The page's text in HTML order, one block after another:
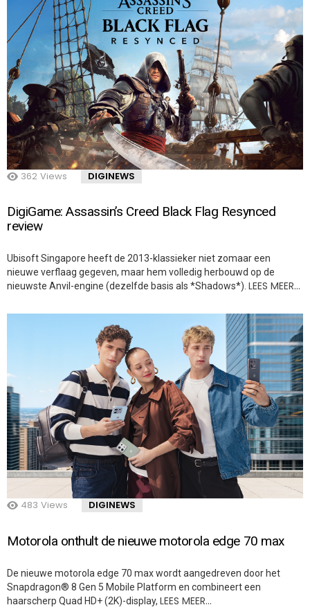
362 Views DIGINEWS
DigiGame: Assassin’s Creed Black Flag Resynced
review
Ubisoft Singapore heeft de 2013-klassieker niet zomaar een
nieuwe verflaag gegeven, maar hem volledig herbouwd op de
nieuwste Anvil-engine (dezelfde basis als *Shadows*). LEES MEER…
483 Views DIGINEWS
Motorola onthult de nieuwe motorola edge 70 max
De nieuwe motorola edge 70 max wordt aangedreven door het
Snapdragon® 8 Gen 5 Mobile Platform en combineert een
haarscherp Quad HD+ (2K)-display, LEES MEER…